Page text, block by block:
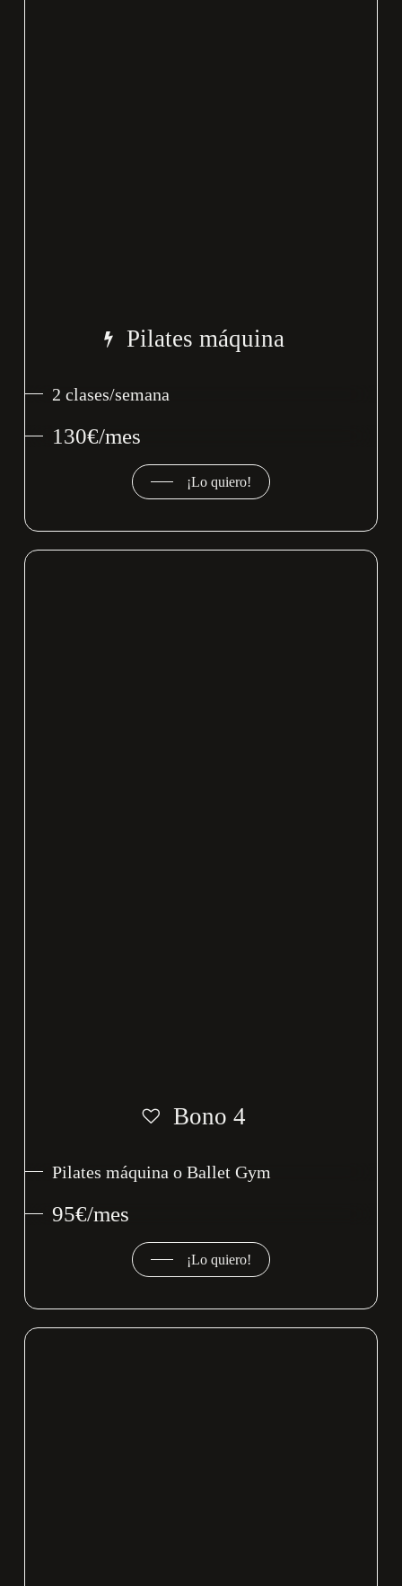
Pilates máquina
2 clases/semana
130€/mes
¡Lo quiero!
Bono 4
Pilates máquina o Ballet Gym
95€/mes
¡Lo quiero!